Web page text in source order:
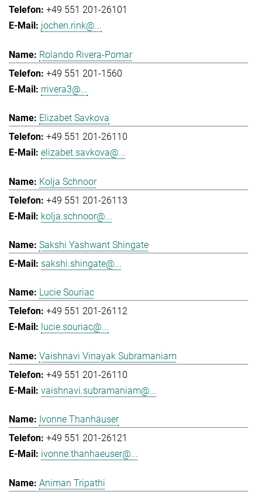
+49 551 201-26101
jochen.rink@...
Rolando Rivera-Pomar
+49 551 201-1560
rrivera3@...
Elizabet Savkova
+49 551 201-26110
elizabet.savkova@...
Kolja Schnoor
+49 551 201-26113
kolja.schnoor@...
Sakshi Yashwant Shingate
sakshi.shingate@...
Lucie Souriac
+49 551 201-26112
lucie.souriac@...
Vaishnavi Vinayak Subramaniam
+49 551 201-26110
vaishnavi.subramaniam@...
Ivonne Thanhäuser
+49 551 201-26121
ivonne.thanhaeuser@...
Animan Tripathi